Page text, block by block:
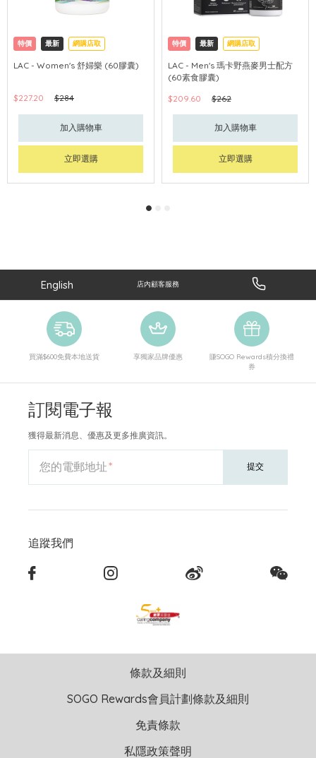
特價 最新 網購店取
LAC - Women's 舒婦樂 (60膠囊)
$227.20 $284
加入購物車
立即選購
特價 最新 網購店取
LAC - Men's 瑪卡野燕麥男士配方
(60素食膠囊)
$209.60
$262
加入購物車
立即選購
English 店內顧客服務
買滿$600免費本地送貨 享獨家品牌優惠
賺SOGO Rewards積分換禮
券
訂閱電子報
獲得最新消息、優惠及更多推廣資訊。
您的電郵地址 提交
追蹤我們
條款及細則
SOGO Rewards會員計劃條款及細則
免責條款
私隱政策聲明